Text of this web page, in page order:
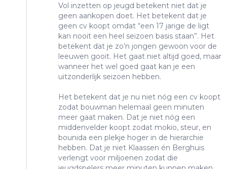
Vol inzetten op jeugd betekent niet dat je
geen aankopen doet. Het betekent dat je
geen cv koopt omdat “een 17 jarige de ligt
kan nooit een heel seizoen basis staan”. Het
betekent dat je zo’n jongen gewoon voor de
leeuwen gooit. Het gaat niet altijd goed, maar
wanneer het wel goed gaat kan je een
uitzonderlijk seizoen hebben.
Het betekent dat je nu niet nóg een cv koopt
zodat bouwman helemaal geen minuten
meer gaat maken. Dat je niet nóg een
middenvelder koopt zodat mokio, steur, en
bounida een plekje hoger in de hierarchie
hebben. Dat je niet Klaassen én Berghuis
verlengt voor miljoenen zodat die